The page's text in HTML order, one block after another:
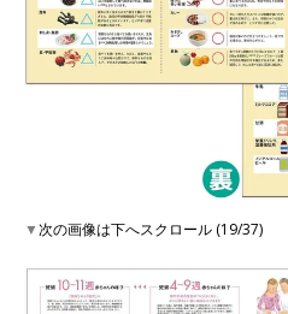
▼次の画像は下へスクロール (19/37)